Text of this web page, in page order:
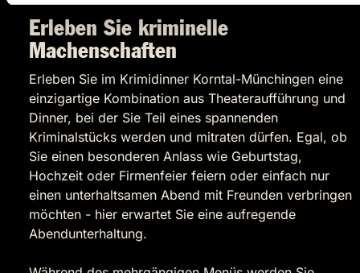
Erleben Sie kriminelle
Machenschaften
Erleben Sie im Krimidinner Korntal-Münchingen eine
einzigartige Kombination aus Theateraufführung und
Dinner, bei der Sie Teil eines spannenden
Kriminalstücks werden und mitraten dürfen. Egal, ob
Sie einen besonderen Anlass wie Geburtstag,
Hochzeit oder Firmenfeier feiern oder einfach nur
einen unterhaltsamen Abend mit Freunden verbringen
möchten - hier erwartet Sie eine aufregende
Abendunterhaltung.